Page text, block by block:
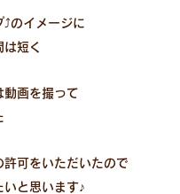
のイメージに
は短く
動画を撮って
許可をいただいたので
いと思います♪